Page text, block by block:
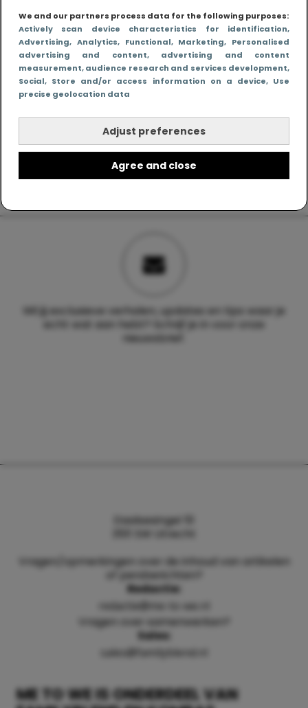
We and our partners process data for the following purposes:
Actively scan device characteristics for identification,
Advertising, Analytics, Functional, Marketing, Personalised
advertising and content, advertising and content
measurement, audience research and services development,
Social, Store and/or access information on a device, Use
precise geolocation data
Adjust preferences
Agree and close
Wil jij exclusieve verhalen, updates en tips waar je
echt wat aan hebt? Schrijf je in voor onze
nieuwsbrief.
ME TO WE IS ONDERDEEL VAN
Daalsesingel 51
3511 SW Utrecht
Vragen/opmerkingen over de inhoud van artikelen
of persberichten?
Redactie:
redactie@me-to-we.nl
Vragen over samenwerken?
Sales:
sales@familyblend.nl